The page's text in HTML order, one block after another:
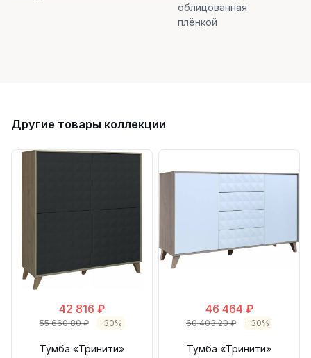
облицованная
плёнкой
Другие товары коллекции
42 816 ₽
55 660.80 ₽ -30%
Тумба «Тринити»
46 464 ₽
60 403.20 ₽ -30%
Тумба «Тринити»